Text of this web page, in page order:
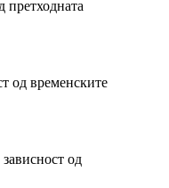
претходната
од временските
од